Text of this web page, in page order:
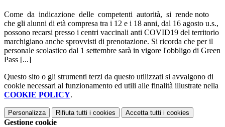
Come da indicazione delle competenti autorità, si rende noto
che gli alunni di età compresa tra i 12 e i 18 anni, dal 16 agosto u.s.,
possono recarsi presso i centri vaccinali anti COVID19 del territorio
marchigiano anche sprovvisti di prenotazione. Si ricorda che per il
personale scolastico dal 1 settembre sarà in vigore l'obbligo di Green
Pass [...]
Questo sito o gli strumenti terzi da questo utilizzati si avvalgono di
cookie necessari al funzionamento ed utili alle finalità illustrate nella
COOKIE POLICY.
Personalizza Rifiuta tutti i cookies Accetta tutti i cookies
Gestione cookie